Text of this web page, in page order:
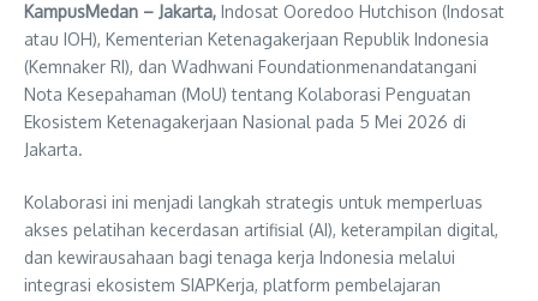
KampusMedan – Jakarta, Indosat Ooredoo Hutchison (Indosat
atau IOH), Kementerian Ketenagakerjaan Republik Indonesia
(Kemnaker RI), dan Wadhwani Foundationmenandatangani
Nota Kesepahaman (MoU) tentang Kolaborasi Penguatan
Ekosistem Ketenagakerjaan Nasional pada 5 Mei 2026 di
Jakarta.
Kolaborasi ini menjadi langkah strategis untuk memperluas
akses pelatihan kecerdasan artifisial (AI), keterampilan digital,
dan kewirausahaan bagi tenaga kerja Indonesia melalui
integrasi ekosistem SIAPKerja, platform pembelajaran